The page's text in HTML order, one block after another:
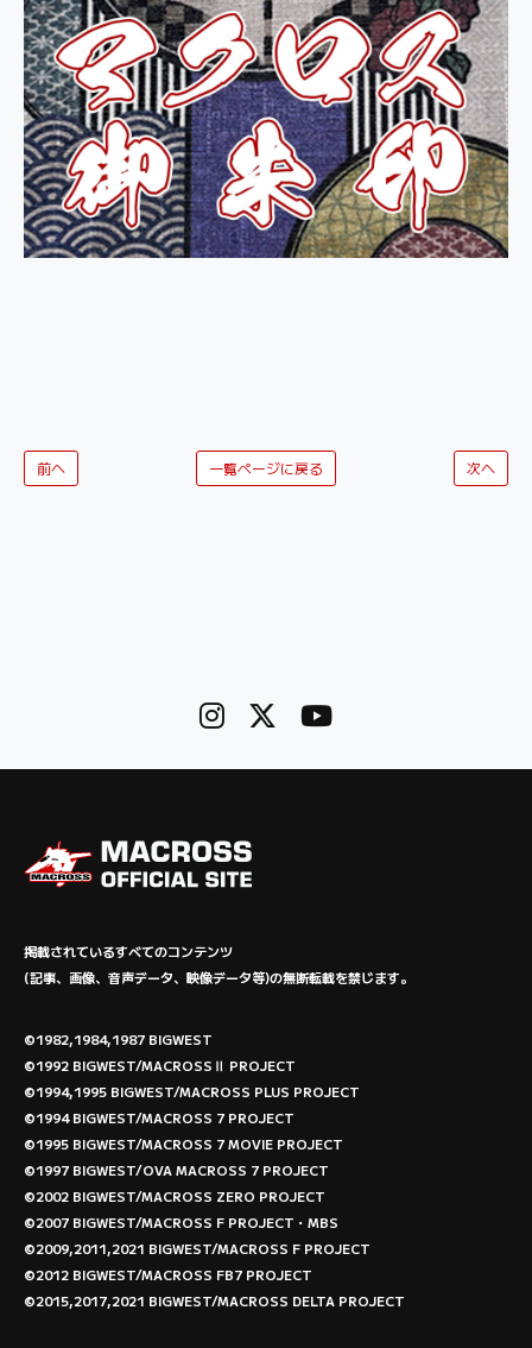
前へ 一覧ページに戻る 次へ
掲載されているすべてのコンテンツ
(記事、画像、音声データ、映像データ等)の無断転載を禁じます。
©1982,1984,1987 BIGWEST
©1992 BIGWEST/MACROSSⅡ PROJECT
©1994,1995 BIGWEST/MACROSS PLUS PROJECT
©1994 BIGWEST/MACROSS 7 PROJECT
©1995 BIGWEST/MACROSS 7 MOVIE PROJECT
©1997 BIGWEST/OVA MACROSS 7 PROJECT
©2002 BIGWEST/MACROSS ZERO PROJECT
©2007 BIGWEST/MACROSS F PROJECT・MBS
©2009,2011,2021 BIGWEST/MACROSS F PROJECT
©2012 BIGWEST/MACROSS FB7 PROJECT
©2015,2017,2021 BIGWEST/MACROSS DELTA PROJECT